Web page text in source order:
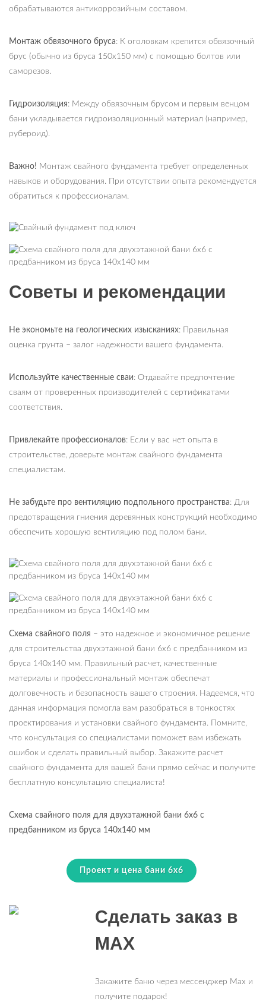
обрабатываются антикоррозийным составом.
Монтаж обвязочного бруса: К оголовкам крепится обвязочный
брус (обычно из бруса 150х150 мм) с помощью болтов или
саморезов.
Гидроизоляция: Между обвязочным брусом и первым венцом
бани укладывается гидроизоляционный материал (например,
рубероид).
Важно! Монтаж свайного фундамента требует определенных
навыков и оборудования. При отсутствии опыта рекомендуется
обратиться к профессионалам.
Советы и рекомендации
Не экономьте на геологических изысканиях: Правильная
оценка грунта – залог надежности вашего фундамента.
Используйте качественные сваи: Отдавайте предпочтение
сваям от проверенных производителей с сертификатами
соответствия.
Привлекайте профессионалов: Если у вас нет опыта в
строительстве, доверьте монтаж свайного фундамента
специалистам.
Не забудьте про вентиляцию подпольного пространства: Для
предотвращения гниения деревянных конструкций необходимо
обеспечить хорошую вентиляцию под полом бани.
Схема свайного поля – это надежное и экономичное решение
для строительства двухэтажной бани 6х6 с предбанником из
бруса 140х140 мм. Правильный расчет, качественные
материалы и профессиональный монтаж обеспечат
долговечность и безопасность вашего строения. Надеемся, что
данная информация помогла вам разобраться в тонкостях
проектирования и установки свайного фундамента. Помните,
что консультация со специалистами поможет вам избежать
ошибок и сделать правильный выбор. Закажите расчет
свайного фундамента для вашей бани прямо сейчас и получите
бесплатную консультацию специалиста!
Схема свайного поля для двухэтажной бани 6х6 с
предбанником из бруса 140х140 мм
Проект и цена бани 6х6
Сделать заказ в
MAX
Закажите баню через мессенджер Max и
получите подарок!